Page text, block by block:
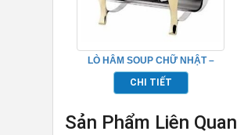
LÒ HÂM SOUP CHỮ NHẬT –
TP697028
CHI TIẾT
Sản Phẩm Liên Quan